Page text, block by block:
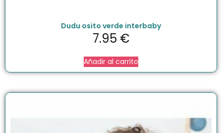
Dudu osito verde interbaby
7.95 €
Añadir al carrito